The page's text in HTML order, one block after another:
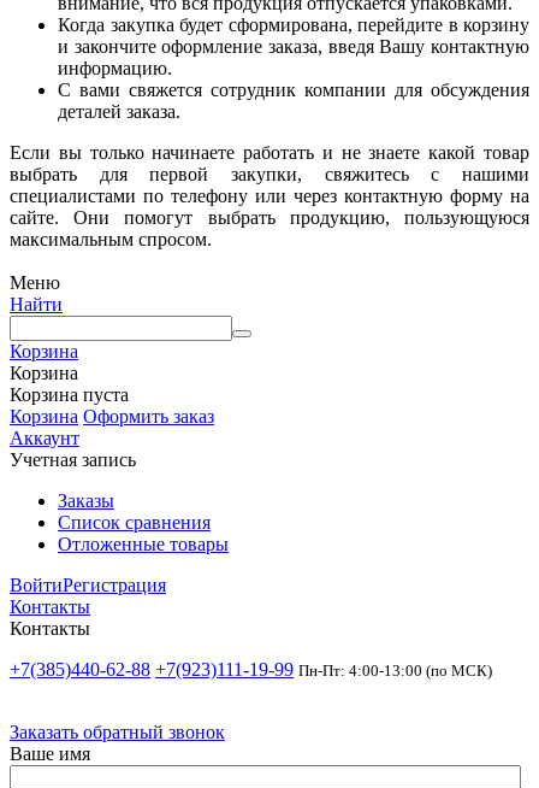
Когда закупка будет сформирована, перейдите в корзину
и закончите оформление заказа, введя Вашу контактную
информацию.
С вами свяжется сотрудник компании для обсуждения
деталей заказа.
Если вы только начинаете работать и не знаете какой товар
выбрать для первой закупки, свяжитесь с нашими
специалистами по телефону или через контактную форму на
сайте. Они помогут выбрать продукцию, пользующуюся
максимальным спросом.
Меню
Найти
Корзина
Корзина
Корзина пуста
Корзина Оформить заказ
Аккаунт
Учетная запись
Заказы
Список сравнения
Отложенные товары
ВойтиРегистрация
Контакты
Контакты
+7(385)440-62-88 +7(923)111-19-99 Пн-Пт: 4:00-13:00 (по МСК)
Заказать обратный звонок
Ваше имя